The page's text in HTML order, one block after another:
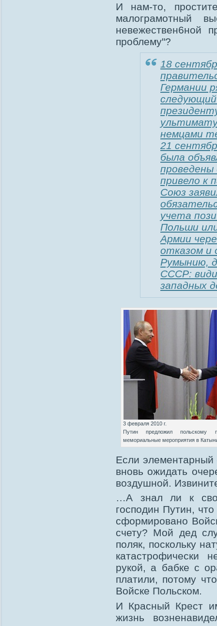
И нам-то,
малограмотный
невежествен6ной
проблему"?
18
Германии
следующий
немцами
21
была
привело к
Союз
учета
Польши
Армии
отказом и
Румынию,
СССР:
западных
3 февраля 2010 г.
Путин предложил польскому
мемориальные мероприятия в
Если элементарный
вновь ожидать
воздушной.
…А знал ли к
господин Путин,
сформировано
счету? Мой дед
поляк, поскольку
катастрофически
рукой, а бабке с
платили, потому
Войске Польском.
И Красный Крест
жизнь